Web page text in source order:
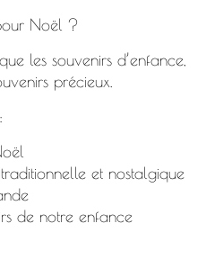
Noël ?
les souvenirs d’enfance,
précieux.
et nostalgique
de notre enfance